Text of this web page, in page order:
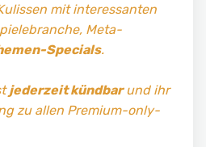
mit interessanten
Meta-
Specials.
jederzeit kündbarund ihr
zu allen Premium-only-